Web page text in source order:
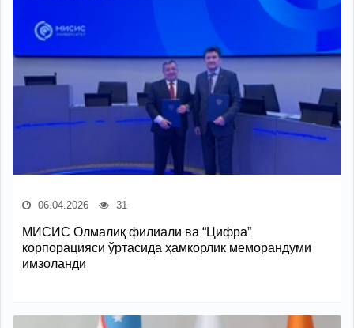
06.04.2026 31
МИСИС Олмалиқ филиали ва “Цифра”
корпорацияси ўртасида ҳамкорлик меморандуми
имзоланди